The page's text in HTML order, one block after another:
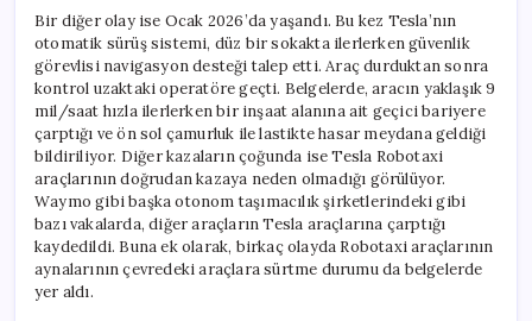
Bir diğer olay ise Ocak 2026’da yaşandı. Bu kez Tesla’nın
otomatik sürüş sistemi, düz bir sokakta ilerlerken güvenlik
görevlisi navigasyon desteği talep etti. Araç durduktan sonra
kontrol uzaktaki operatöre geçti. Belgelerde, aracın yaklaşık 9
mil/saat hızla ilerlerken bir inşaat alanına ait geçici bariyere
çarptığı ve ön sol çamurluk ile lastikte hasar meydana geldiği
bildiriliyor. Diğer kazaların çoğunda ise Tesla Robotaxi
araçlarının doğrudan kazaya neden olmadığı görülüyor.
Waymo gibi başka otonom taşımacılık şirketlerindeki gibi
bazı vakalarda, diğer araçların Tesla araçlarına çarptığı
kaydedildi. Buna ek olarak, birkaç olayda Robotaxi araçlarının
aynalarının çevredeki araçlara sürtme durumu da belgelerde
yer aldı.